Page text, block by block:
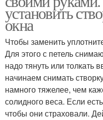
установить
окна
Чтобы заменить
Для этого с петель
надо тянуть или толкать
начинаем снимать
намного тяжелее, чем
солидного веса. Если
чтобы они страховали.